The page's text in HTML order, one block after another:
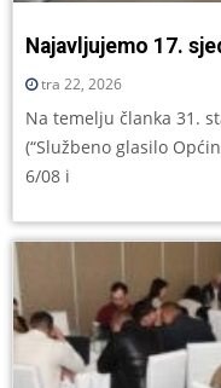
Najavljujemo 17.
tra 22, 2026
Na temelju članka 31.
(“Službeno glasilo
6/08 i